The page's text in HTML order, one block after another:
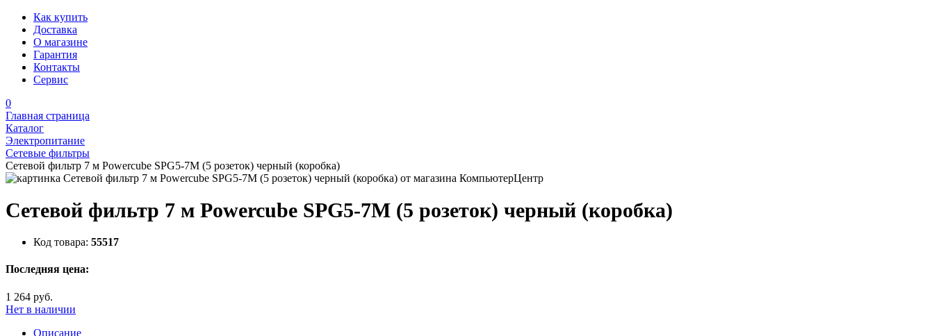
Как купить
Доставка
О магазине
Гарантия
Контакты
Сервис
0
Главная страница
Каталог
Электропитание
Сетевые фильтры
Сетевой фильтр 7 м Powercube SPG5-7M (5 розеток) черный (коробка)
Сетевой фильтр 7 м Powercube SPG5-7M (5 розеток) черный (коробка)
Код товара: 55517
Последняя цена:
1 264 руб.
Нет в наличии
Описание